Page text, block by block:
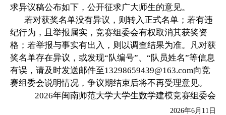
求异议稿公布如下，公开征求广大师生的意见。
若对获奖名单没有异议，则转入正式名单；若有违
纪行为，且举报属实，竞赛组委会有权取消其获奖资
格；若举报与事实有出入，则以调查结果为准。凡对获
奖名单存在异议，或发现“队编号”、 “队员姓名”等信息
有误，请及时发送邮件至13298659439@163.com向竞
赛组委会说明情况，争议期结束后将不再受理意见。
2026年闽南师范大学大学生数学建模竞赛组委会
2026年6月 11 日